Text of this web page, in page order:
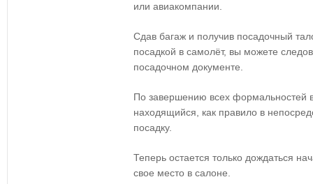
или авиакомпании.
Сдав багаж и получив посадочный
посадкой в самолёт, вы можете
посадочном документе.
По завершению всех формальностей
находящийся, как правило в
посадку.
Теперь остается только дождаться
свое место в салоне.